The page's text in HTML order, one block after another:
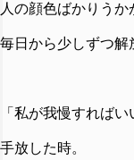
人の顔色ばかりうか
毎日から少しずつ解
「私が我慢すれば
手放した時。